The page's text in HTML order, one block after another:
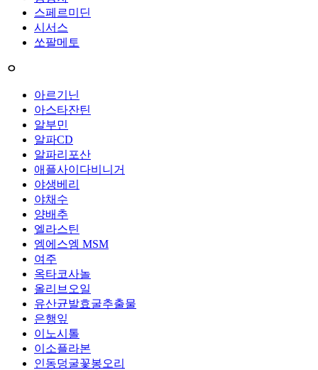
스페르미딘
시서스
쏘팔메토
ㅇ
아르기닌
아스타잔틴
알부민
알파CD
알파리포산
애플사이다비니거
야생베리
야채수
양배추
엘라스틴
엠에스엠 MSM
여주
옥타코사놀
올리브오일
유산균발효굴추출물
은행잎
이노시톨
이소플라본
인동덩굴꽃봉오리